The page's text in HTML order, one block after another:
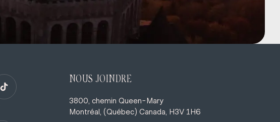
NOUS JOINDRE
3800, chemin Queen-Mary
Montréal, (Québec) Canada, H3V 1H6